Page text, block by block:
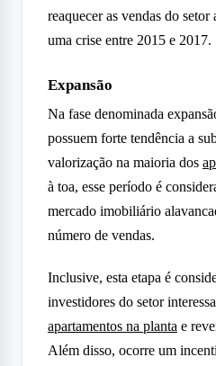
reaquecer as vendas do setor
uma crise entre 2015 e 2017.
Expansão
Na fase denominada
possuem forte tendência a
valorização na maioria dos
à toa, esse período é
mercado imobiliário
número de vendas.
Inclusive, esta etapa é
investidores do setor
apartamentos na planta e
Além disso, ocorre um